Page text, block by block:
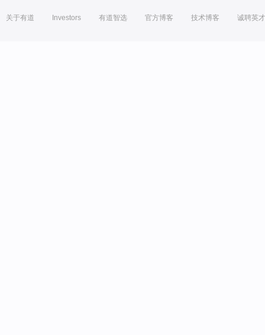
关于有道 Investors 有道智选 官方博客 技术博客 诚聘英才